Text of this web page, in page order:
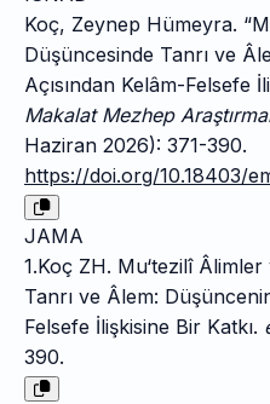
Koç, Zeynep Hümeyra.
Düşüncesinde Tanrı ve
Açısından Kelâm-Felsefe
Makalat Mezhep
Haziran 2026): 371-390.
https://doi.org/10.18403/
JAMA
1.Koç ZH. Mu‘tezilî
Tanrı ve Âlem:
Felsefe İlişkisine Bir Katkı.
390.